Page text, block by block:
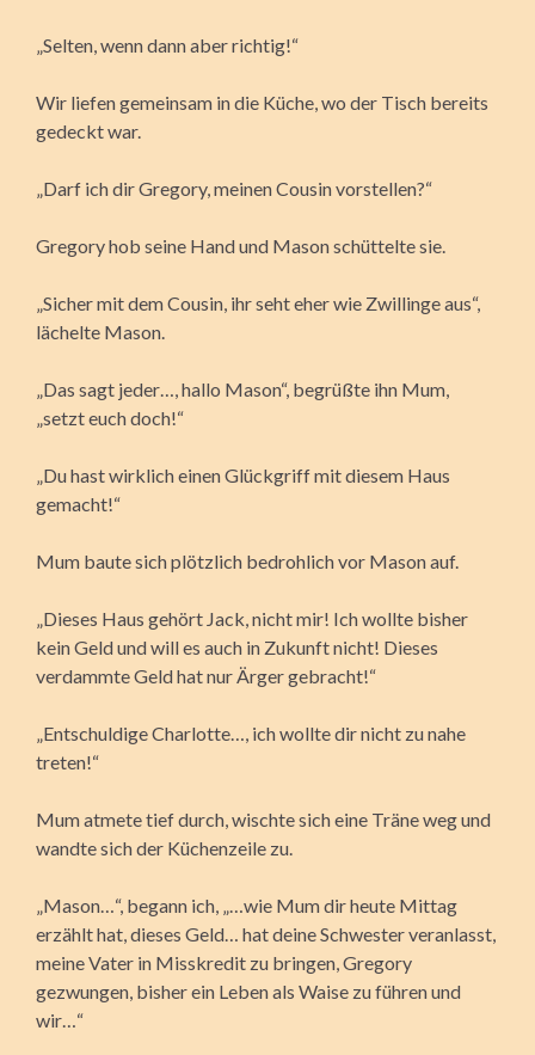
„Selten, wenn dann aber richtig!“
Wir liefen gemeinsam in die Küche, wo der Tisch bereits
gedeckt war.
„Darf ich dir Gregory, meinen Cousin vorstellen?“
Gregory hob seine Hand und Mason schüttelte sie.
„Sicher mit dem Cousin, ihr seht eher wie Zwillinge aus“,
lächelte Mason.
„Das sagt jeder…, hallo Mason“, begrüßte ihn Mum,
„setzt euch doch!“
„Du hast wirklich einen Glückgriff mit diesem Haus
gemacht!“
Mum baute sich plötzlich bedrohlich vor Mason auf.
„Dieses Haus gehört Jack, nicht mir! Ich wollte bisher
kein Geld und will es auch in Zukunft nicht! Dieses
verdammte Geld hat nur Ärger gebracht!“
„Entschuldige Charlotte…, ich wollte dir nicht zu nahe
treten!“
Mum atmete tief durch, wischte sich eine Träne weg und
wandte sich der Küchenzeile zu.
„Mason…“, begann ich, „…wie Mum dir heute Mittag
erzählt hat, dieses Geld… hat deine Schwester veranlasst,
meine Vater in Misskredit zu bringen, Gregory
gezwungen, bisher ein Leben als Waise zu führen und
wir…“